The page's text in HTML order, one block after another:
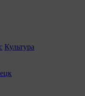
Культура